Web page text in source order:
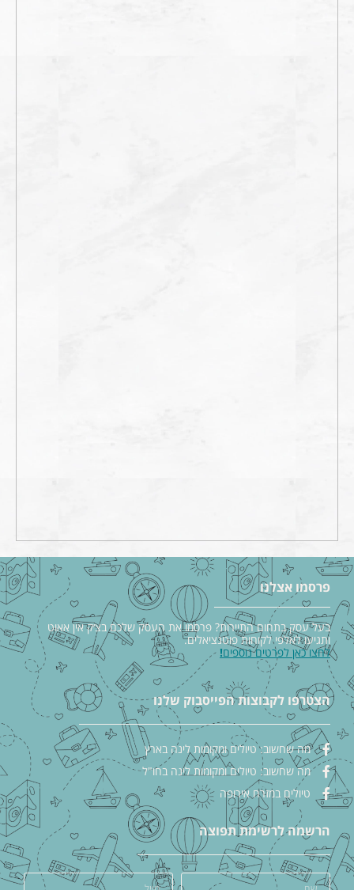
פרסמו אצלנו
בעל עסק בתחום התיירות? פרסמו את העסק שלכם בצ׳ק אין אאוט
ותגיעו לאלפי לקוחות פוטנציאלים.
לחצו כאן לפרטים נוספים!
הצטרפו לקבוצות הפייסבוק שלנו
מה שחשוב: טיולים ומקומות לינה בארץ
מה שחשוב: טיולים ומקומות לינה בחו"ל
טיולים במזרח אירופה
הרשמה לרשימת תפוצה